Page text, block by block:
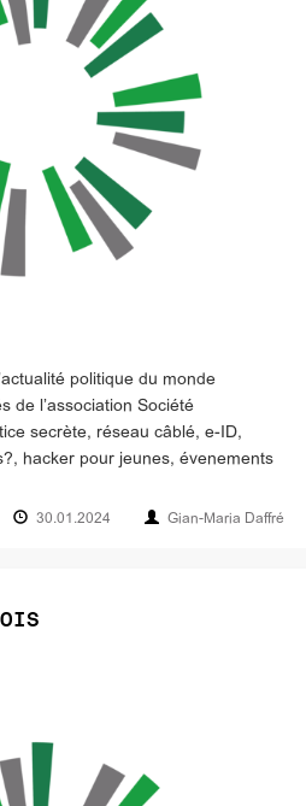
politique du monde
de l’association Société
secrète, réseau câblé, e-ID,
hacker pour jeunes, évenements
30.01.2024 Gian-Maria Daffré